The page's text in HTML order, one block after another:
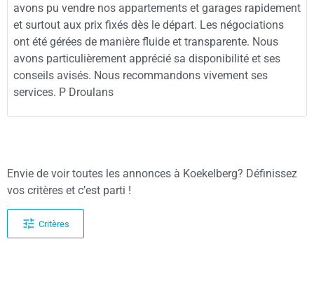
avons pu vendre nos appartements et garages rapidement
et surtout aux prix fixés dès le départ. Les négociations
ont été gérées de manière fluide et transparente. Nous
avons particulièrement apprécié sa disponibilité et ses
conseils avisés. Nous recommandons vivement ses
services. P Droulans
Envie de voir toutes les annonces à Koekelberg? Définissez
vos critères et c’est parti !
Critères